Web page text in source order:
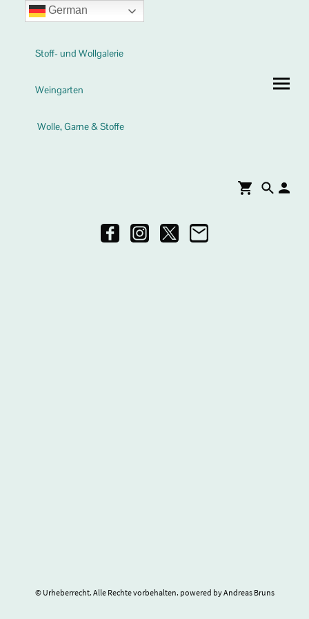
Stoff- und Wollgalerie
Weingarten
Wolle, Garne & Stoffe
© Urheberrecht. Alle Rechte vorbehalten. powered by Andreas Bruns
German